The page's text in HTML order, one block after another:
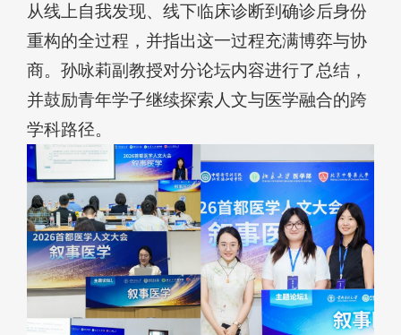
从线上自我发现、线下临床诊断到确诊后身份
重构的全过程，并指出这一过程充满博弈与协
商。孙咏莉副教授对分论坛内容进行了总结，
并鼓励青年学子继续探索人文与医学融合的跨
学科路径。